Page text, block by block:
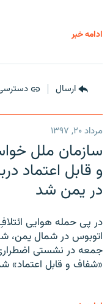
ادامه خبر
ارسال
مرداد ۲۰, ۱۳۹۷
سازمان ملل
و قابل اعتماد
در یمن شد
در پی حمله هوایی
اتوبوس در شمال یمن،
جمعه در نشستی
«شفاف و قابل اعتماد»